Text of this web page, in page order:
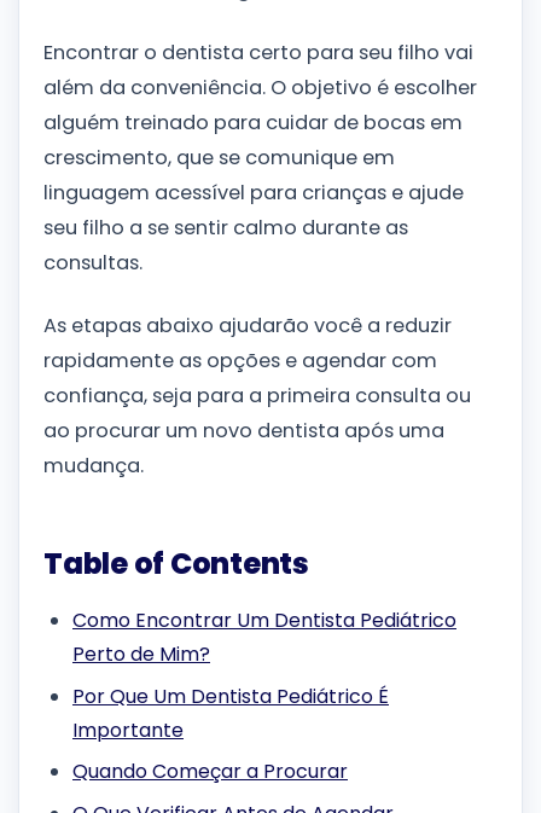
Encontrar o dentista certo para seu filho vai
além da conveniência. O objetivo é escolher
alguém treinado para cuidar de bocas em
crescimento, que se comunique em
linguagem acessível para crianças e ajude
seu filho a se sentir calmo durante as
consultas.
As etapas abaixo ajudarão você a reduzir
rapidamente as opções e agendar com
confiança, seja para a primeira consulta ou
ao procurar um novo dentista após uma
mudança.
Table of Contents
Como Encontrar Um Dentista Pediátrico
Perto de Mim?
Por Que Um Dentista Pediátrico É
Importante
Quando Começar a Procurar